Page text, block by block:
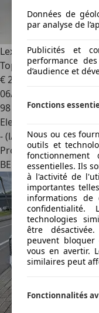
Données de
par analyse de
Publicités et
performance
d’audience et
Fonctions
Nous ou ces
outils et
essentielles. Ils
à l'activité de
importantes
informations de
technologies
être
peuvent
vous en avertir.
similaires peut
Fonctionnalités
Lexus RX 450h3.5
Topstaat!
€ 24 990
06/2014
98 884 km
Electrique/Essence
- (l/100 km)
Professionnel
BE 9810